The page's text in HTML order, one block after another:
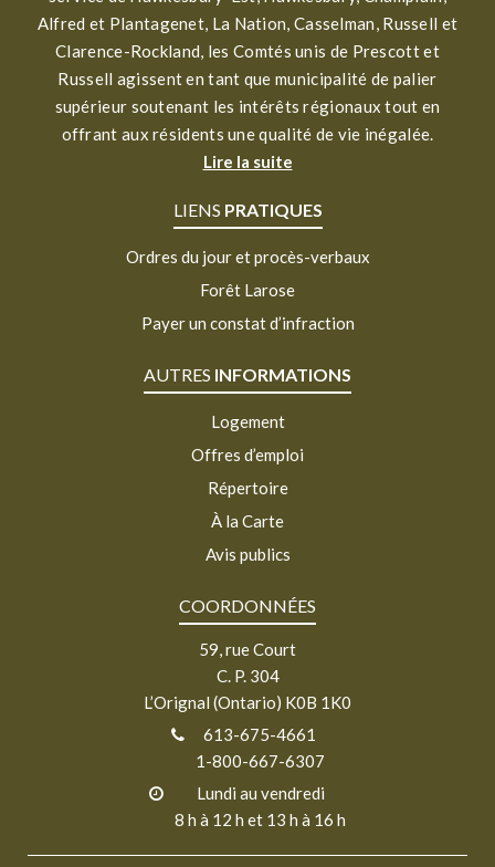
Alfred et Plantagenet, La Nation, Casselman, Russell et
Clarence-Rockland, les Comtés unis de Prescott et
Russell agissent en tant que municipalité de palier
supérieur soutenant les intérêts régionaux tout en
offrant aux résidents une qualité de vie inégalée.
Lire la suite
LIENS PRATIQUES
Ordres du jour et procès-verbaux
Forêt Larose
Payer un constat d’infraction
AUTRES INFORMATIONS
Logement
Offres d’emploi
Répertoire
À la Carte
Avis publics
COORDONNÉES
59, rue Court
C. P. 304
L’Orignal (Ontario) K0B 1K0
613-675-4661
1-800-667-6307
Lundi au vendredi
8 h à 12 h et 13 h à 16 h